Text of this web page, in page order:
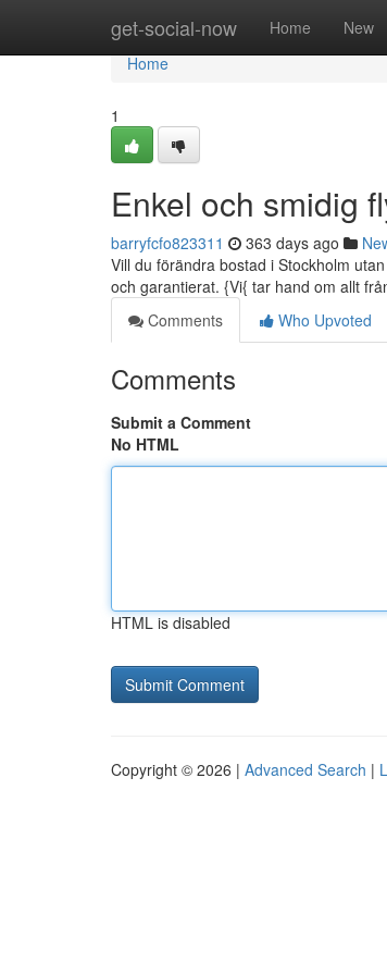
get-social-now Home New
Home
Home
1
Enkel och smidig
barryfcfo823311 363 days ago
Vill du förändra bostad i Stockholm
och garantierat. {Vi{ tar hand om allt
Comments
Who Upvoted
Comments
Submit a Comment
No HTML
HTML is disabled
Copyright © 2026 | Advanced Search |